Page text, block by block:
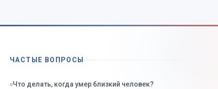
ЧАСТЫЕ ВОПРОСЫ
Что делать, когда умер близкий человек?